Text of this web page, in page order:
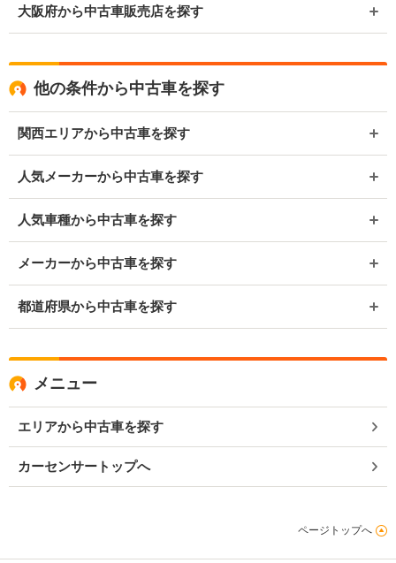
大阪府から中古車販売店を探す
他の条件から中古車を探す
関西エリアから中古車を探す
人気メーカーから中古車を探す
人気車種から中古車を探す
メーカーから中古車を探す
都道府県から中古車を探す
メニュー
エリアから中古車を探す
カーセンサートップへ
ページトップへ